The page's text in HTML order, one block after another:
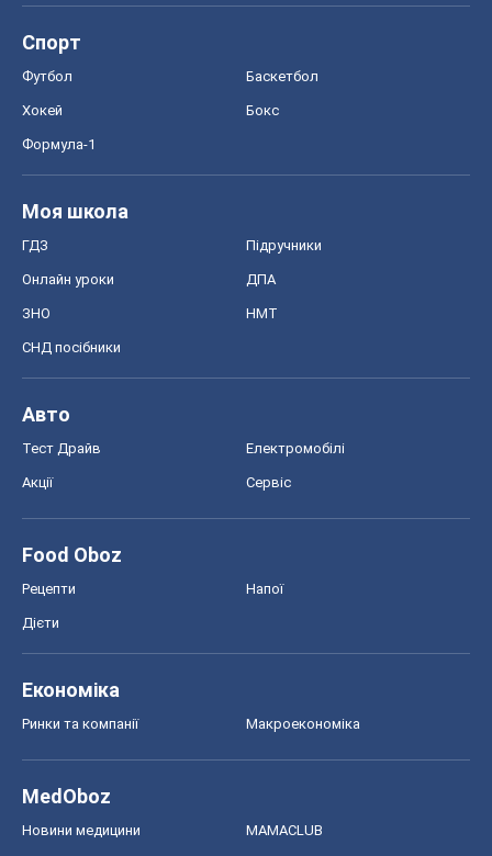
Спорт
Футбол Баскетбол
Хокей Бокс
Формула-1
Моя школа
ГДЗ Підручники
Онлайн уроки ДПА
ЗНО НМТ
СНД посібники
Авто
Тест Драйв Електромобілі
Акції Сервіс
Food Oboz
Рецепти Напої
Дієти
Економіка
Ринки та компанії Макроекономіка
MedOboz
Новини медицини MAMACLUB